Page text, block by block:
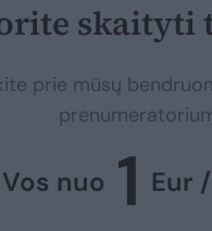
skaityti
prie mūsų
Vos nuo 1 Eur